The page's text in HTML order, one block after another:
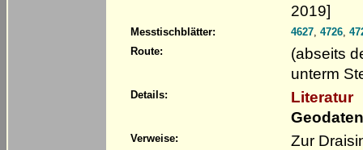
2019]
Messtischblätter: 4627 4726
Route:
(abseits
unterm
Details:
Literatur
Verweise: Zur